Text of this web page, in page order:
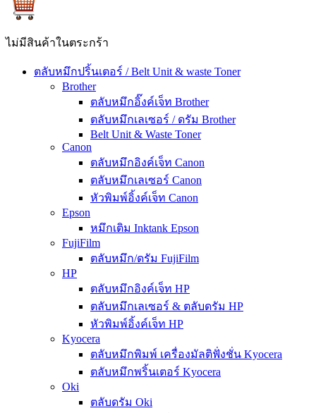
ไม่มีสินค้าในตระกร้า
ตลับหมึกปริ้นเตอร์ / Belt Unit & waste Toner
Brother
ตลับหมึกอิ๊งค์เจ็ท Brother
ตลับหมึกเลเซอร์ / ดรัม Brother
Belt Unit & Waste Toner
Canon
ตลับหมึกอิงค์เจ็ท Canon
ตลับหมึกเลเซอร์ Canon
หัวพิมพ์อิ้งค์เจ็ท Canon
Epson
หมึกเติม Inktank Epson
FujiFilm
ตลับหมึก/ดรัม FujiFilm
HP
ตลับหมึกอิงค์เจ็ท HP
ตลับหมึกเลเซอร์ & ตลับดรัม HP
หัวพิมพ์อิ้งค์เจ็ท HP
Kyocera
ตลับหมึกพิมพ์ เครื่องมัลติฟั่งชั่น Kyocera
ตลับหมึกพริ้นเตอร์ Kyocera
Oki
ตลับดรัม Oki